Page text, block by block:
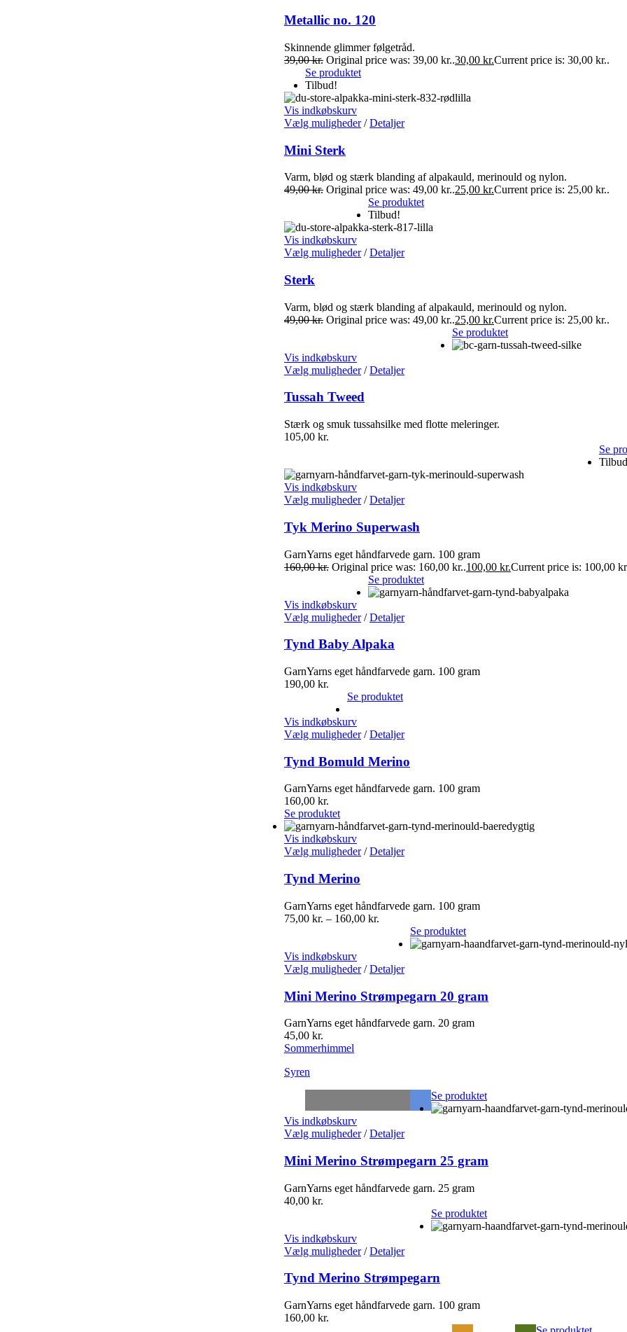
Metallic no. 120
Skinnende glimmer følgetråd.
39,00kr. Original price was: 39,00 kr..30,00 kr.Current price is: 30,00 kr..
Se produktet
Tilbud!
Vis indkøbskurv
Vælg muligheder/ Detaljer
Mini Sterk
Varm, blød og stærk blanding af alpakauld, merinould og nylon.
49,00kr. Original price was: 49,00 kr..25,00 kr.Current price is: 25,00 kr..
Se produktet
Tilbud!
Vis indkøbskurv
Vælg muligheder/ Detaljer
Sterk
Varm, blød og stærk blanding af alpakauld, merinould og nylon.
49,00kr. Original price was: 49,00 kr..25,00 kr.Current price is: 25,00 kr..
Se produktet
Vis indkøbskurv
Vælg muligheder/ Detaljer
Tussah Tweed
Stærk og smuk tussahsilke med flotte meleringer.
105,00 kr.
Se
Vis indkøbskurv
Vælg muligheder/ Detaljer
Tyk Merino Superwash
GarnYarns eget håndfarvede garn. 100 gram
160,00kr. Original price was: 160,00 kr..100,00 kr.Current price is: 100,00
Se produktet
Vis indkøbskurv
Vælg muligheder/ Detaljer
Tynd Baby Alpaka
GarnYarns eget håndfarvede garn. 100 gram
190,00 kr.
Se produktet
Vis indkøbskurv
Vælg muligheder/ Detaljer
Tynd Bomuld Merino
GarnYarns eget håndfarvede garn. 100 gram
160,00 kr.
Se produktet
Vis indkøbskurv
Vælg muligheder/ Detaljer
Tynd Merino
GarnYarns eget håndfarvede garn. 100 gram
75,00 kr. – 160,00 kr.
Se produktet
Vis indkøbskurv
Vælg muligheder/ Detaljer
Mini Merino Strømpegarn 20 gram
GarnYarns eget håndfarvede garn. 20 gram
45,00 kr.
Sommerhimmel
Syren
Se produktet
Vis indkøbskurv
Vælg muligheder/ Detaljer
Mini Merino Strømpegarn 25 gram
GarnYarns eget håndfarvede garn. 25 gram
40,00 kr.
Se produktet
Vis indkøbskurv
Vælg muligheder/ Detaljer
Tynd Merino Strømpegarn
GarnYarns eget håndfarvede garn. 100 gram
160,00 kr.